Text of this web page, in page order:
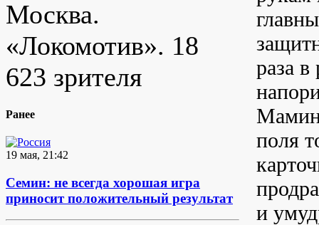
Москва.
«Локомотив». 18
623 зрителя
Ранее
19 мая, 21:42
Семин: не всегда хорошая игра
приносит положительный результат
раза в
поля
и